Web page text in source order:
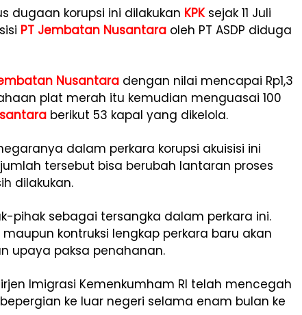
dugaan korupsi ini dilakukan KPKsejak 11 Juli
PT Jembatan Nusantara oleh PT ASDP diduga
Nusantara dengan nilai mencapai Rp1,3
plat merah itu kemudian menguasai 100
berikut 53 kapal yang dikelola.
dalam perkara korupsi akuisisi ini
jumlah tersebut bisa berubah lantaran proses
dilakukan.
pihak sebagai tersangka dalam perkara ini.
kontruksi lengkap perkara baru akan
upaya paksa penahanan.
Imigrasi Kemenkumham RI telah mencegah
ke luar negeri selama enam bulan ke